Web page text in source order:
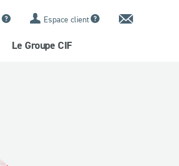
Espace client Contact
Le Groupe CIF